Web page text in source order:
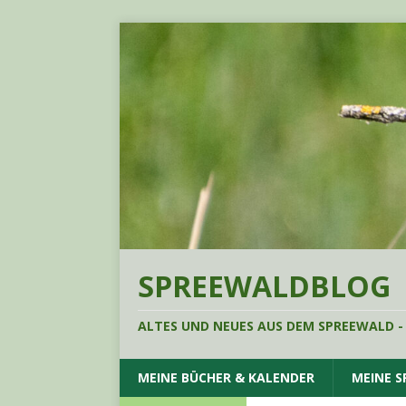
SPREEWALDBLOG
ALTES UND NEUES AUS DEM SPREEWALD
MEINE BÜCHER & KALENDER MEINE